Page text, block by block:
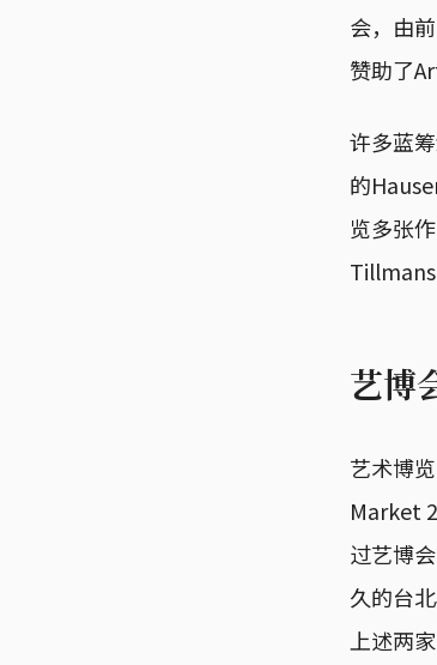
会，由
赞助了
许多蓝
的
览多张
艺博
艺术博
Market
过艺博
久的台
上述两